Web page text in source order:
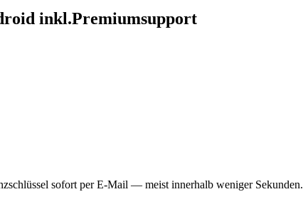
inkl.Premiumsupport
sofort per E-Mail — meist innerhalb weniger Sekunden.